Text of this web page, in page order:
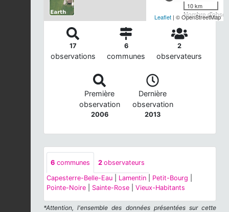
Nombre
10 km
Leaflet | © OpenStreetMap
17
observations
6
communes
2
observateurs
Première
observation
2006
Dernière
observation
2013
6 communes 2 observateurs
Capesterre-Belle-Eau
Lamentin Petit-Bourg
Pointe-Noire
Sainte-Rose Vieux-Habitants
*Attention, l'ensemble des données présentées sur cette